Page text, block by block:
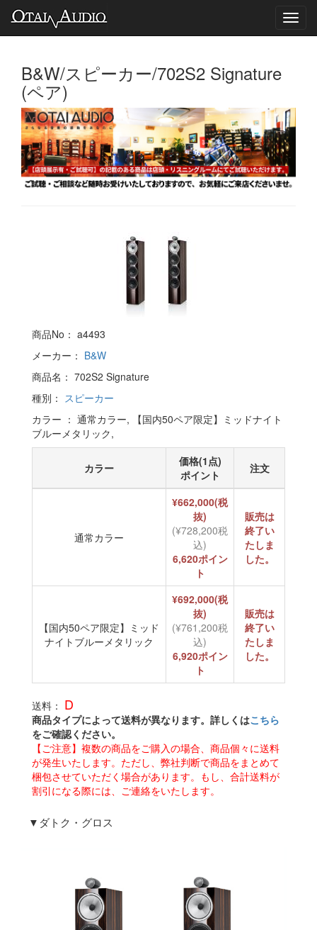
B&W/スピーカー/702S2 Signature
(ペア)
商品No： a4493
メーカー： B&W
商品名： 702S2 Signature
種別： スピーカー
カラー ： 通常カラー, 【国内50ペア限定】ミッドナイト
ブルーメタリック,
カラー
価格(1点)
ポイント
注文
通常カラー
¥662,000(税
抜)
(¥728,200税
込)
6,620ポイン
ト
販売は
終了い
たしま
した。
【国内50ペア限定】ミッド
ナイトブルーメタリック
¥692,000(税
抜)
(¥761,200税
込)
6,920ポイン
ト
販売は
終了い
たしま
した。
送料： D
商品タイプによって送料が異なります。詳しくはこちら
をご確認ください。
【ご注意】複数の商品をご購入の場合、商品個々に送料
が発生いたします。ただし、弊社判断で商品をまとめて
梱包させていただく場合があります。もし、合計送料が
割引になる際には、ご連絡をいたします。
▼ダトク・グロス